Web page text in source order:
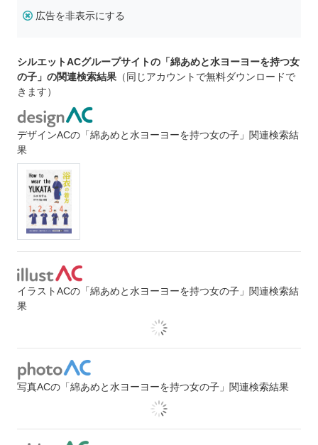
広告を非表示にする
シルエットACグループサイトの「綿あめと水ヨーヨーを持つ女
の子」の関連検索結果 （同じアカウントで無料ダウンロードで
きます）
デザインACの「綿あめと水ヨーヨーを持つ女の子」関連検索結
果
イラストACの「綿あめと水ヨーヨーを持つ女の子」関連検索結
果
写真ACの「綿あめと水ヨーヨーを持つ女の子」関連検索結果